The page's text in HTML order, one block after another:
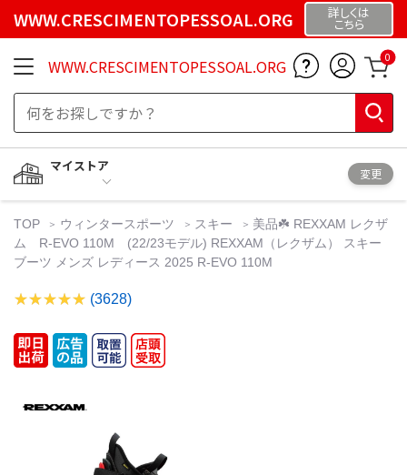
WWW.CRESCIMENTOPESSOAL.ORG 詳しくは
こちら
WWW.CRESCIMENTOPESSOAL.ORG 0
マイストア
変更
TOP ウィンタースポーツ スキー
美品☘️ REXXAM レクザ
ム R-EVO 110M (22/23モデル) REXXAM（レクザム） スキー
ブーツ メンズ レディース 2025 R-EVO 110M
(3628)